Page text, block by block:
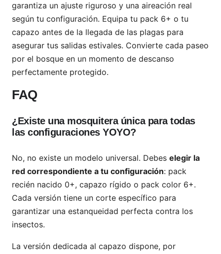
garantiza un ajuste riguroso y una aireación real
según tu configuración. Equipa tu pack 6+ o tu
capazo antes de la llegada de las plagas para
asegurar tus salidas estivales. Convierte cada paseo
por el bosque en un momento de descanso
perfectamente protegido.
FAQ
¿Existe una mosquitera única para todas
las configuraciones YOYO?
No, no existe un modelo universal. Debes elegir la
red correspondiente a tu configuración: pack
recién nacido 0+, capazo rígido o pack color 6+.
Cada versión tiene un corte específico para
garantizar una estanqueidad perfecta contra los
insectos.
La versión dedicada al capazo dispone, por